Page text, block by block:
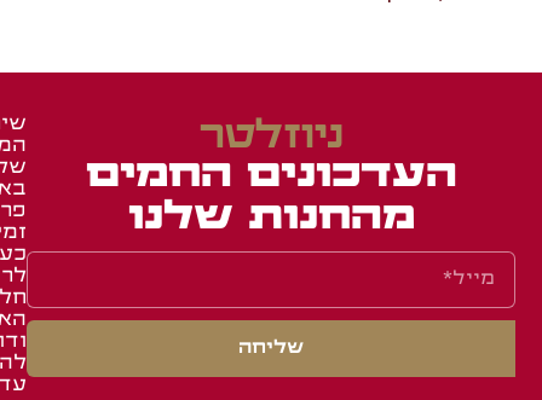
ניוזלטר
העדכונים החמים
מהחנות שלנו
שליחה